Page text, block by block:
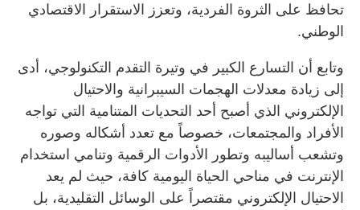
تحافظ على الثروة الفردية، وتعزز الاستقرار الاقتصادي
الوطني.
وتابع أن التسارع الكبير في وتيرة التقدم التكنولوجي، أدى
إلى زيادة معدلات الهجمات السيبرانية والاحتيال
الإلكتروني الذي أصبح أحد التحديات المتنامية التي تواجه
الأفراد والمجتمعات، خصوصاً مع تعدد أشكاله وصوره
وتشعب أساليبه وتطور الأدوات الرقمية وتنامي استخدام
الإنترنت في مناحي الحياة اليومية كافة، حيث لم يعد
الاحتيال الإلكتروني مقتصراً على الوسائل التقليدية، بل